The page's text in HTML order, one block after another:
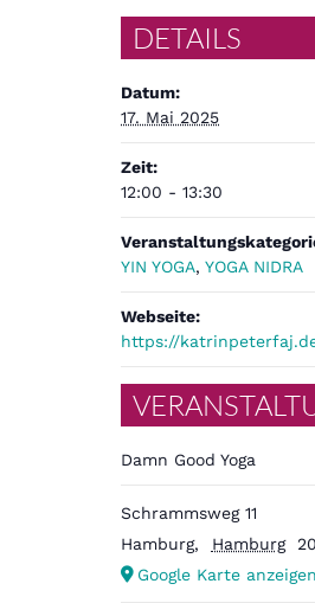
DETAILS
Datum:
17. Mai 2025
Zeit:
12:00 - 13:30
YIN YOGA, YOGA NIDRA
Webseite:
https://
Damn Good Yoga
Schrammsweg 11
Hamburg, Hamburg
Google Karte anzeigen